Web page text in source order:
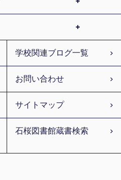
学校関連ブログ一覧
お問い合わせ
サイトマップ
石桜図書館蔵書検索